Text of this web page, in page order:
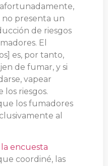
presenta un
de riesgos
El
es, por tanto,
de fumar, y si
vapear
riesgos.
los fumadores
al
encuesta
coordiné, las